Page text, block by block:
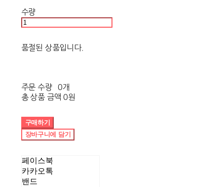
수량
품절된 상품입니다.
주문 수량
0개
총 상품 금액 0원
구매하기
장바구니에 담기
페이스북
카카오톡
밴드